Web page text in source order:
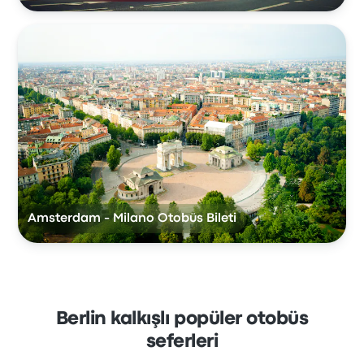
Amsterdam - Milano Otobüs Bileti
Berlin kalkışlı popüler otobüs
seferleri